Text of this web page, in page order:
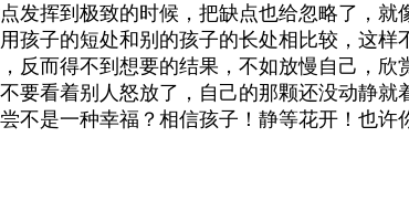
发挥到极致的时候，把缺点也给忽略了，
孩子的短处和别的孩子的长处相比较，这
反而得不到想要的结果，不如放慢自己，
要看着别人怒放了，自己的那颗还没动静
不是一种幸福？相信孩子！静等花开！也许